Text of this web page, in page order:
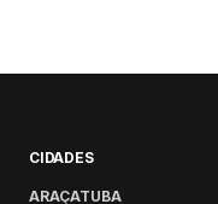
CIDADES
ARAÇATUBA